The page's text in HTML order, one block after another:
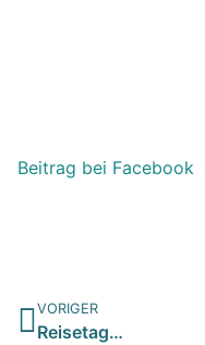
Beitrag bei Facebook
VORIGER
Reisetag…